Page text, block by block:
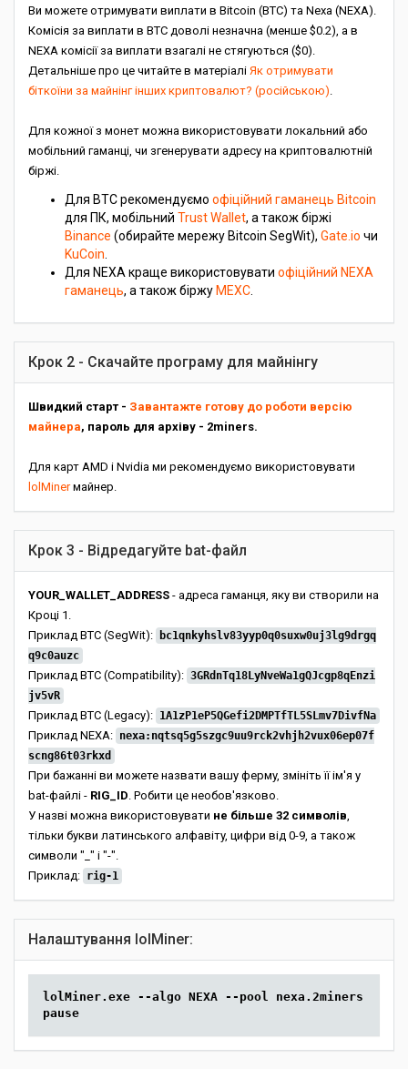
Ви можете отримувати виплати в Bitcoin (BTC) та Nexa (NEXA).
Комісія за виплати в BTC доволі незначна (менше $0.2), а в
NEXA комісії за виплати взагалі не стягуються ($0).
Детальніше про це читайте в матеріалі Як отримувати
біткоїни за майнінг інших криптовалют? (російською).
Для кожної з монет можна використовувати локальний або
мобільний гаманці, чи згенерувати адресу на криптовалютній
біржі.
Для BTC рекомендуємо офіційний гаманець Bitcoin
для ПК, мобільний Trust Wallet, а також біржі
Binance (обирайте мережу Bitcoin SegWit), Gate.io чи
KuCoin
Для NEXA краще використовувати офіційний NEXA
гаманець, а також біржу MEXC
Крок 2 - Скачайте програму для майнінгу
Швидкий старт - Завантажте готову до роботи версію
майнера, пароль для архіву - 2miners.
Для карт AMD і Nvidia ми рекомендуємо використовувати
lolMinerмайнер.
Крок 3 - Відредагуйте bat-файл
YOUR_WALLET_ADDRESS - адреса гаманця, яку ви створили на
Кроці 1.
Приклад BTC (SegWit):
bc1qnkyhslv83yyp0q0suxw0uj3lg9drgq
q9c0auzc
Приклад BTC (Compatibility): 3GRdnTq18LyNveWa1gQJcgp8qEnzi
jv5vR
Приклад BTC (Legacy): 1A1zP1eP5QGefi2DMPTfTL5SLmv7DivfNa
Приклад NEXA: nexa:nqtsq5g5szgc9uu9rck2vhjh2vux06ep07f
scng86t03rkxd
При бажанні ви можете назвати вашу ферму, змініть її ім'я у
bat-файлі - RIG_ID. Робити це необов'язково.
У назві можна використовувати не більше 32 символів,
тільки букви латинського алфавіту, цифри від 0-9, а також
символи "_" і "-".
Приклад: rig-1
Налаштування lolMiner:
lolMiner.exe --algo NEXA --pool nexa.2miners.com:5050
pause